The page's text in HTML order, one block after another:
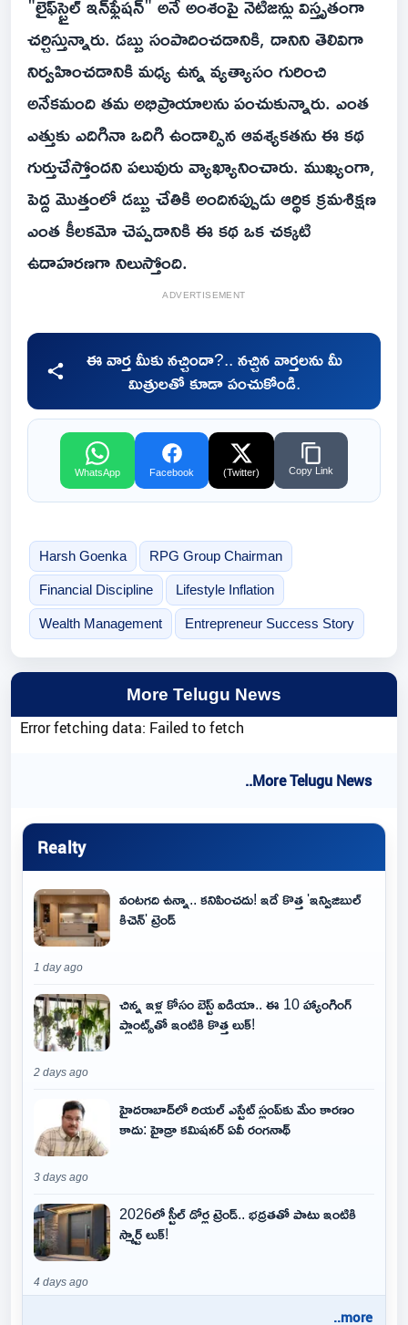
చర్చిస్తున్నారు. డబ్బు సంపాదించడానికి, దానిని తెలివిగా
నిర్వహించడానికి మధ్య ఉన్న వ్యత్యాసం గురించి
అనేకమంది తమ అభిప్రాయాలను పంచుకున్నారు. ఎంత
ఎత్తుకు ఎదిగినా ఒదిగి ఉండాల్సిన ఆవశ్యకతను ఈ కథ
గుర్తుచేస్తోందని పలువురు వ్యాఖ్యానించారు. ముఖ్యంగా,
పెద్ద మొత్తంలో డబ్బు చేతికి అందినప్పుడు ఆర్థిక క్రమశిక్షణ
ఎంత కీలకమో చెప్పడానికి ఈ కథ ఒక చక్కటి
ఉదాహరణగా నిలుస్తోంది.
ADVERTISEMENT
ఈ వార్త మీకు నచ్చిందా?.. నచ్చిన వార్తలను మీ
మిత్రులతో కూడా పంచుకోండి.
WhatsApp Facebook (Twitter) Copy Link
Harsh Goenka RPG Group Chairman
Financial Discipline Lifestyle Inflation
Wealth Management Entrepreneur Success Story
More Telugu News
Error fetching data: Failed to fetch
..More Telugu News
Realty
వంటగది ఉన్నా.. కనిపించదు! ఇదే కొత్త 'ఇన్విజిబుల్
కిచెన్' ట్రెండ్
1 day ago
చిన్న ఇళ్ల కోసం బెస్ట్ ఐడియా.. ఈ 10 హ్యాంగింగ్
ప్లాంట్స్‌తో ఇంటికి కొత్త లుక్!
2 days ago
హైదరాబాద్‌లో రియల్ ఎస్టేట్ స్లంప్‌కు మేం కారణం
కాదు: హైడ్రా కమిషనర్ ఏవీ రంగనాథ్
3 days ago
2026లో స్టీల్ డోర్ల ట్రెండ్.. భద్రతతో పాటు ఇంటికి
స్మార్ట్ లుక్!
4 days ago
..more